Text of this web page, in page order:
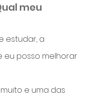
meu
estudar, a
eu posso melhorar
e uma das